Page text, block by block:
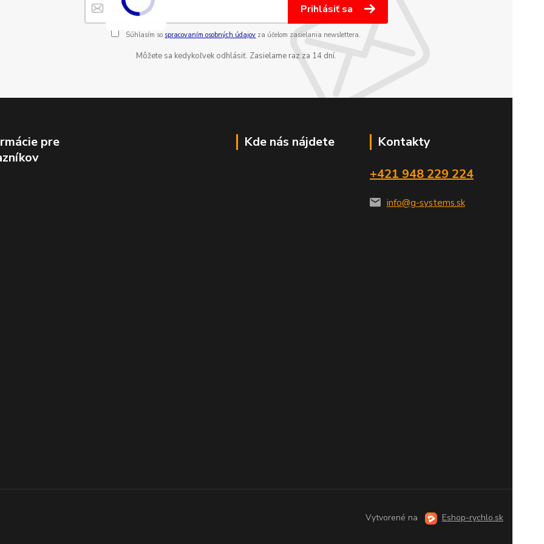
Prihlásiť sa
Súhlasím so spracovaním osobných údajov za účelom zasielania newslettera.
Môžete sa kedykoľvek odhlásiť. Zasielame raz za 14 dní.
pre
Kde nás nájdete
Kontakty
+421 948 229 224
info@g-systems.sk
Vytvorené na Eshop-rychlo.sk